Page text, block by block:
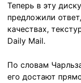
Теперь в эту
предложили
качествах,
Daily Mail.
По словам
его достают